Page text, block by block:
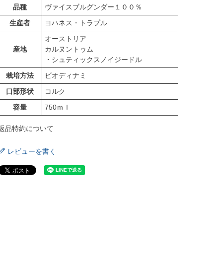
品種
ヴァイスブルグンダー１００％
生産者
ヨハネス・トラプル
産地
オーストリア
カルヌントゥム
・シュティックスノイジードル
栽培方法
ビオディナミ
口部形状
コルク
容量
750ｍｌ
品特約について
レビューを書く